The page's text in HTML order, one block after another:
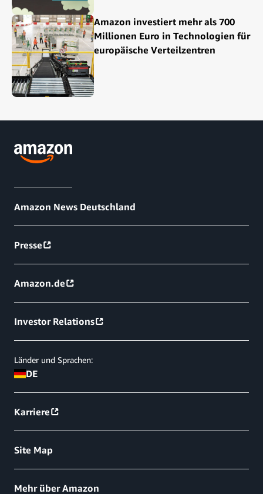
Amazon investiert mehr als 700
Millionen Euro in Technologien für
europäische Verteilzentren
Amazon News Deutschland
Presse
Amazon.de
Investor Relations
Länder und Sprachen:
DE
Karriere
Site Map
Mehr über Amazon